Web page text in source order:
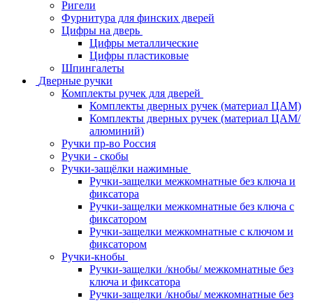
Ригели
Фурнитура для финских дверей
Цифры на дверь
Цифры металлические
Цифры пластиковые
Шпингалеты
Дверные ручки
Комплекты ручек для дверей
Комплекты дверных ручек (материал ЦАМ)
Комплекты дверных ручек (материал ЦАМ/
алюминий)
Ручки пр-во Россия
Ручки - скобы
Ручки-защёлки нажимные
Ручки-защелки межкомнатные без ключа и
фиксатора
Ручки-защелки межкомнатные без ключа с
фиксатором
Ручки-защелки межкомнатные с ключом и
фиксатором
Ручки-кнобы
Ручки-защелки /кнобы/ межкомнатные без
ключа и фиксатора
Ручки-защелки /кнобы/ межкомнатные без